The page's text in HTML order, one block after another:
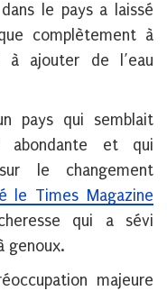
le pays a laissé
complètement à
ajouter de l’eau
pays qui semblait
abondante et qui
le changement
le Times Magazine
qui a sévi
genoux.
majeure